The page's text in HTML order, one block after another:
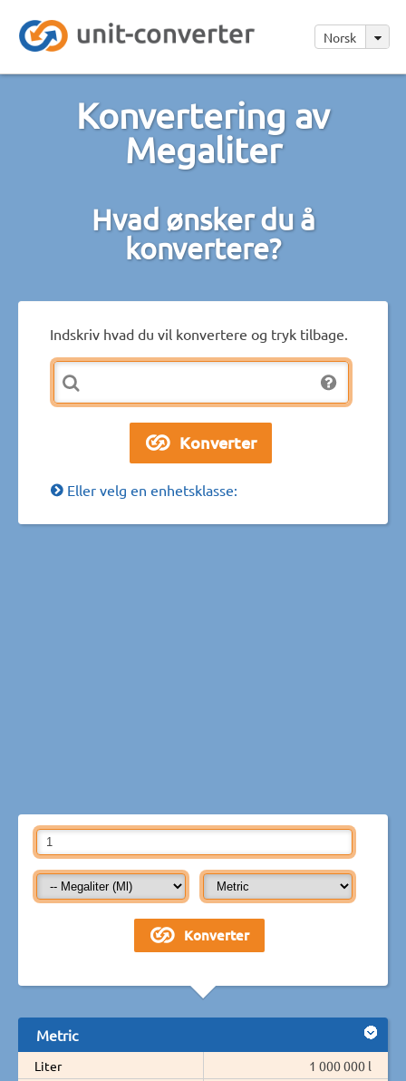
Norsk
Konvertering av
Megaliter
Hvad ønsker du å
konvertere?
Indskriv hvad du vil konvertere og tryk tilbage.
Eller velg en enhetsklasse:
Metric
Liter
1 000 000 l